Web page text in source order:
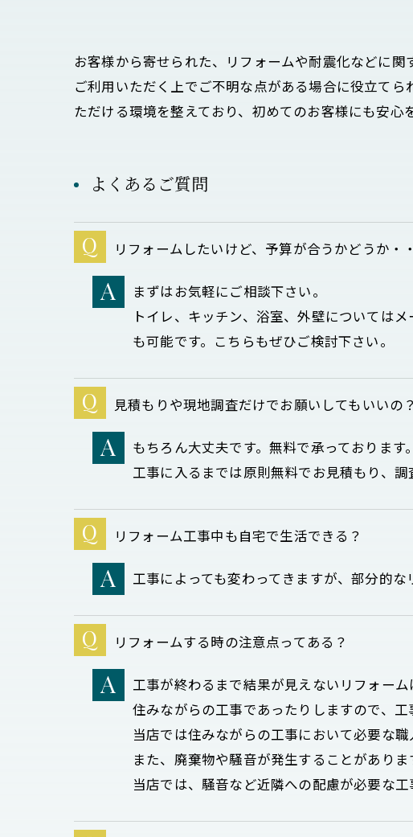
お客様から寄せられた、リフォームや耐震化などに関
ご利用いただく上でご不明な点がある場合に役立て
ただける環境を整えており、初めてのお客様にも安心
よくあるご質問
リフォームしたいけど、予算が合うかどうか・
まずはお気軽にご相談下さい。
トイレ、キッチン、浴室、外壁については
も可能です。こちらもぜひご検討下さい。
見積もりや現地調査だけでお願いしてもいいの？
もちろん大丈夫です。無料で承っております。
工事に入るまでは原則無料でお見積もり、
リフォーム工事中も自宅で生活できる？
工事によっても変わってきますが、部分的
リフォームする時の注意点ってある？
工事が終わるまで結果が見えないリフォーム
住みながらの工事であったりしますので、
当店では住みながらの工事において必要な
また、廃棄物や騒音が発生することがあり
当店では、騒音など近隣への配慮が必要な